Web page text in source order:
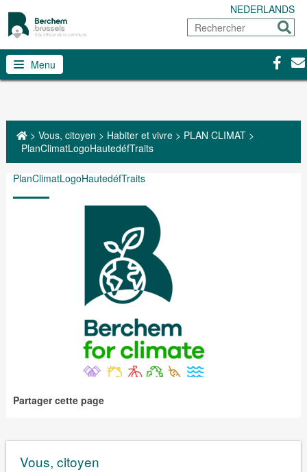
NEDERLANDS
Rechercher
Menu
> Vous, citoyen > Habiter et vivre> PLAN CLIMAT>
PlanClimatLogoHautedéfTraits
PlanClimatLogoHautedéfTraits
Partager cette page
Vous, citoyen